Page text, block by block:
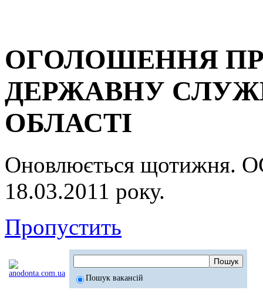
ОГОЛОШЕННЯ
ДЕРЖАВНУ
ОБЛАСТІ
Оновлюється
18.03.2011 року.
Пропустить
Пошук вакансій